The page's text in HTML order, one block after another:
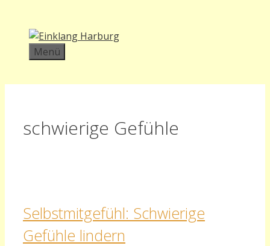
Inhalt
springen
Menü
schwierige Gefühle
Selbstmitgefühl: Schwierige
Gefühle lindern